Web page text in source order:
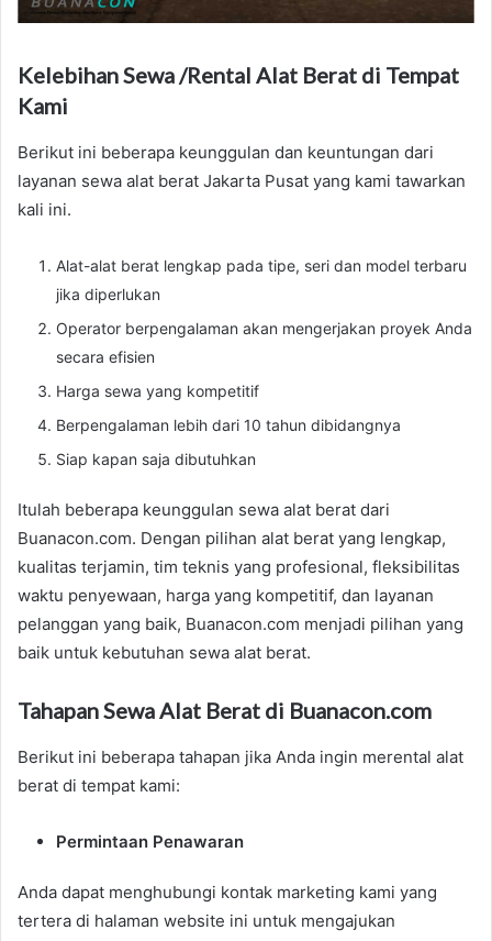
Kelebihan Sewa /Rental Alat Berat di Tempat
Kami
Berikut ini beberapa keunggulan dan keuntungan dari
layanan sewa alat berat Jakarta Pusat yang kami tawarkan
kali ini.
Alat-alat berat lengkap pada tipe, seri dan model terbaru
jika diperlukan
Operator berpengalaman akan mengerjakan proyek Anda
secara efisien
Harga sewa yang kompetitif
Berpengalaman lebih dari 10 tahun dibidangnya
Siap kapan saja dibutuhkan
Itulah beberapa keunggulan sewa alat berat dari
Buanacon.com. Dengan pilihan alat berat yang lengkap,
kualitas terjamin, tim teknis yang profesional, fleksibilitas
waktu penyewaan, harga yang kompetitif, dan layanan
pelanggan yang baik, Buanacon.com menjadi pilihan yang
baik untuk kebutuhan sewa alat berat.
Tahapan Sewa Alat Berat di Buanacon.com
Berikut ini beberapa tahapan jika Anda ingin merental alat
berat di tempat kami:
Permintaan Penawaran
Anda dapat menghubungi kontak marketing kami yang
tertera di halaman website ini untuk mengajukan